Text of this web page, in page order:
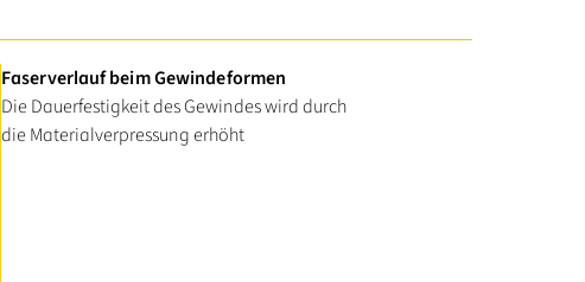
Faserverlauf beim Gewindeformen
Die Dauerfestigkeit des Gewindes wird durch
die Materialverpressung erhöht